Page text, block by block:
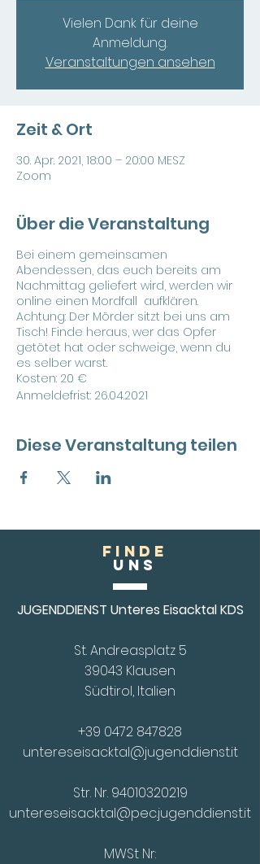
Vielen Dank für deine
Anmeldung.
Veranstaltungen ansehen
Zeit & Ort
30. Apr. 2021, 18:00 – 20:00 MESZ
Zoom
Über die Veranstaltung
Bei einem gemeinsamen
Abendessen, das euch bereits am
Nachmittag geliefert wird, werden wir
online einen Mordfall aufklären.
Achtung: Der Mörder sitzt bei uns am
Tisch! Finde heraus, wer das Opfer
getötet hat oder schweige, wenn du
es selber warst.
Kosten: 20 €
Anmeldefrist: 26.04.2021
Diese Veranstaltung teilen
FINDE
Uns
JUGENDDIENST Unteres Eisacktal KDS
St. Andreasplatz 5
39043 Klausen
Südtirol, Italien
+39 0472 847828
untereseisacktal@jugenddienst.it
Str. Nr. 94010320219
untereseisacktal@pec.jugenddienst.it
MWSt Nr: